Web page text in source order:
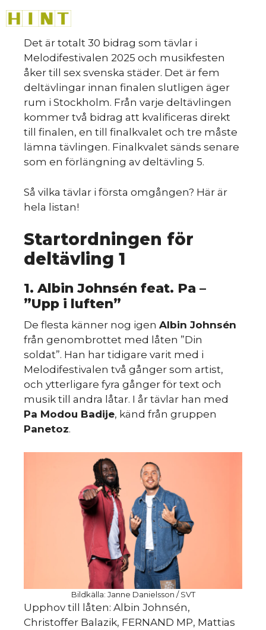
till
innehåll
Det är totalt 30 bidrag som tävlar i
Melodifestivalen 2025 och musikfesten
åker till sex svenska städer. Det är fem
deltävlingar innan finalen slutligen äger
rum i Stockholm. Från varje deltävlingen
kommer två bidrag att kvalificeras direkt
till finalen, en till finalkvalet och tre måste
lämna tävlingen. Finalkvalet sänds senare
som en förlängning av deltävling 5.
Så vilka tävlar i första omgången? Här är
hela listan!
Startordningen för
deltävling 1
1. Albin Johnsén feat. Pa –
”Upp i luften”
De flesta känner nog igen Albin Johnsén
från genombrottet med låten ”Din
soldat”. Han har tidigare varit med i
Melodifestivalen två gånger som artist,
och ytterligare fyra gånger för text och
musik till andra låtar. I år tävlar han med
Pa Modou Badije, känd från gruppen
Panetoz.
Bildkälla: Janne Danielsson / SVT
Upphov till låten: Albin Johnsén,
Christoffer Balazik, FERNAND MP, Mattias